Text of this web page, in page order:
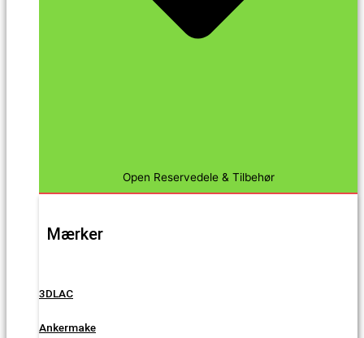
Open Reservedele & Tilbehør
Mærker
3DLAC
Ankermake